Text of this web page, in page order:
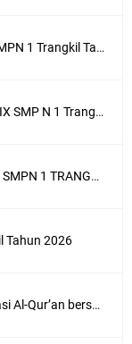
Transparansi Dana Pendidikan Oleh SMPN 1 Trangkil Tahun Anggaran 2025
Link Live Streaming Perpisahan Kelas IX SMP N 1 Trangkil 2021, Saksikan Di Sini
PERINGATAN 10 MUHARRAM 1443 H, SMPN 1 TRANGKIL SANTUNI ANAK YATIM
Tahun 2026
Jurnal Pengabdian Masyarakat: Literasi Al-Qur’an bersama anak-anak Desa Ketanen di Lingkungan SMPN 1 Trangkil Kabupaten Pati